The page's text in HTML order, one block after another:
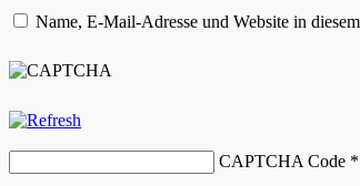
Name, E-Mail-Adresse und Website in
CAPTCHA Code *